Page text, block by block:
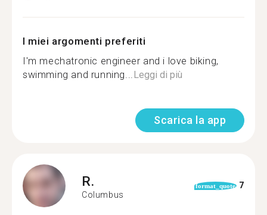
I miei argomenti preferiti
I'm mechatronic engineer and i love biking,
swimming and running... Leggi di più
Scarica la app
R.
Columbus
format_quote 7